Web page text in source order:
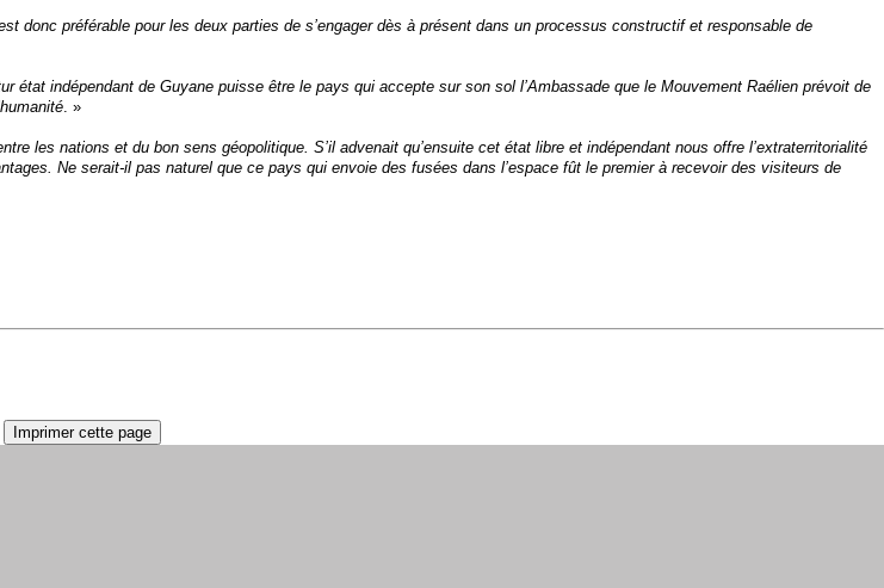
préférable pour les deux parties de s’engager dès à présent dans un processus constructif et responsable de
état indépendant de Guyane puisse être le pays qui accepte sur son sol l’Ambassade que le Mouvement Raélien prévoit de
. »
les nations et du bon sens géopolitique. S’il advenait qu’ensuite cet état libre et indépendant nous offre l’extraterritorialité
Ne serait-il pas naturel que ce pays qui envoie des fusées dans l’espace fût le premier à recevoir des visiteurs de